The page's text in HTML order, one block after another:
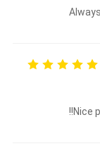
Nice